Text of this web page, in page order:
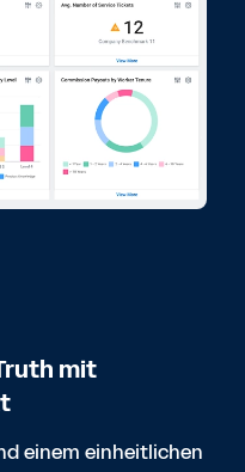
mit
einem einheitlichen